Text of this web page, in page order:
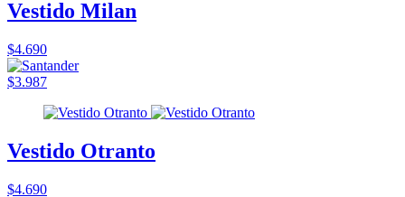
Vestido Milan
$4.690
$3.987
Vestido Otranto
$4.690